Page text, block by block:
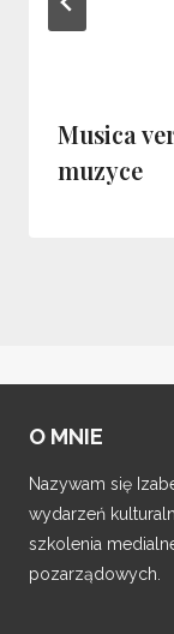
Musica
muzyce
O MNIE
Nazywam się
wydarzeń
szkolenia
pozarządowych.